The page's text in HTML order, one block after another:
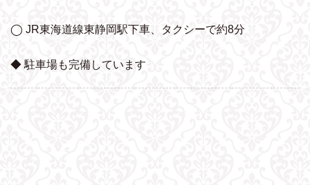
◯ JR東海道線東静岡駅下車、タクシーで約8分
◆ 駐車場も完備しています